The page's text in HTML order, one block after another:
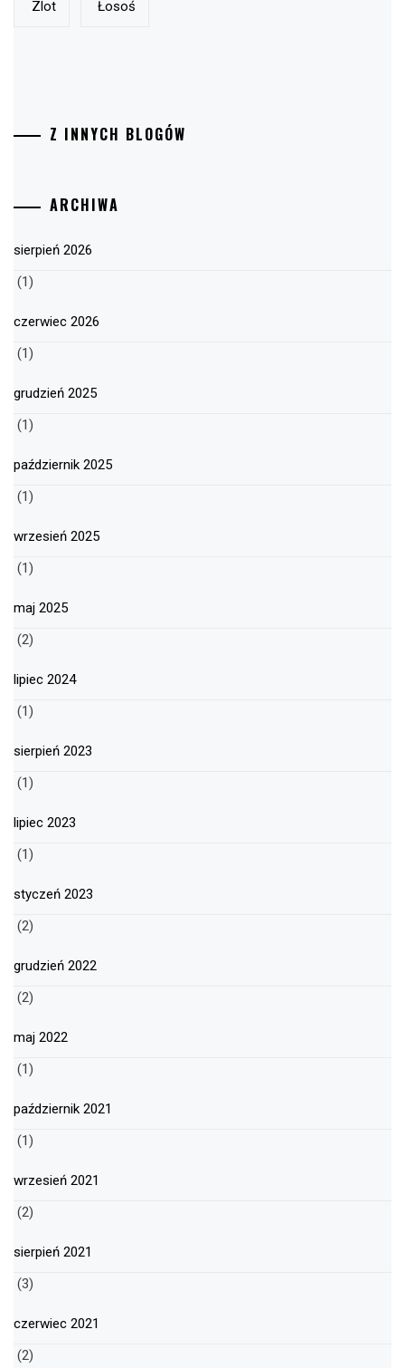
Zlot Łosoś
Z INNYCH BLOGÓW
ARCHIWA
sierpień 2026
(1)
czerwiec 2026
(1)
grudzień 2025
(1)
październik 2025
(1)
wrzesień 2025
(1)
maj 2025
(2)
lipiec 2024
(1)
sierpień 2023
(1)
lipiec 2023
(1)
styczeń 2023
(2)
grudzień 2022
(2)
maj 2022
(1)
październik 2021
(1)
wrzesień 2021
(2)
sierpień 2021
(3)
czerwiec 2021
(2)